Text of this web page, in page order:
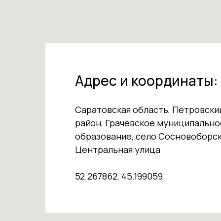
Адрес и координаты:
Саратовская область,
район, Грачёвское
образование, село
Центральная улица
52.267862, 45.199059